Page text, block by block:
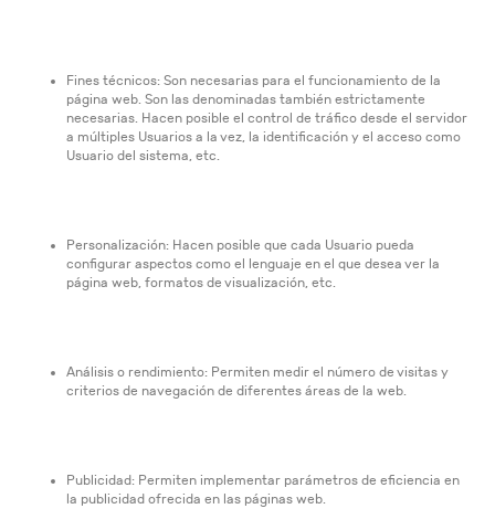
Fines técnicos: Son necesarias para el funcionamiento de la
página web. Son las denominadas también estrictamente
necesarias. Hacen posible el control de tráfico desde el servidor
a múltiples Usuarios a la vez, la identificación y el acceso como
Usuario del sistema, etc.
Personalización: Hacen posible que cada Usuario pueda
configurar aspectos como el lenguaje en el que desea ver la
página web, formatos de visualización, etc.
Análisis o rendimiento: Permiten medir el número de visitas y
criterios de navegación de diferentes áreas de la web.
Publicidad: Permiten implementar parámetros de eficiencia en
la publicidad ofrecida en las páginas web.